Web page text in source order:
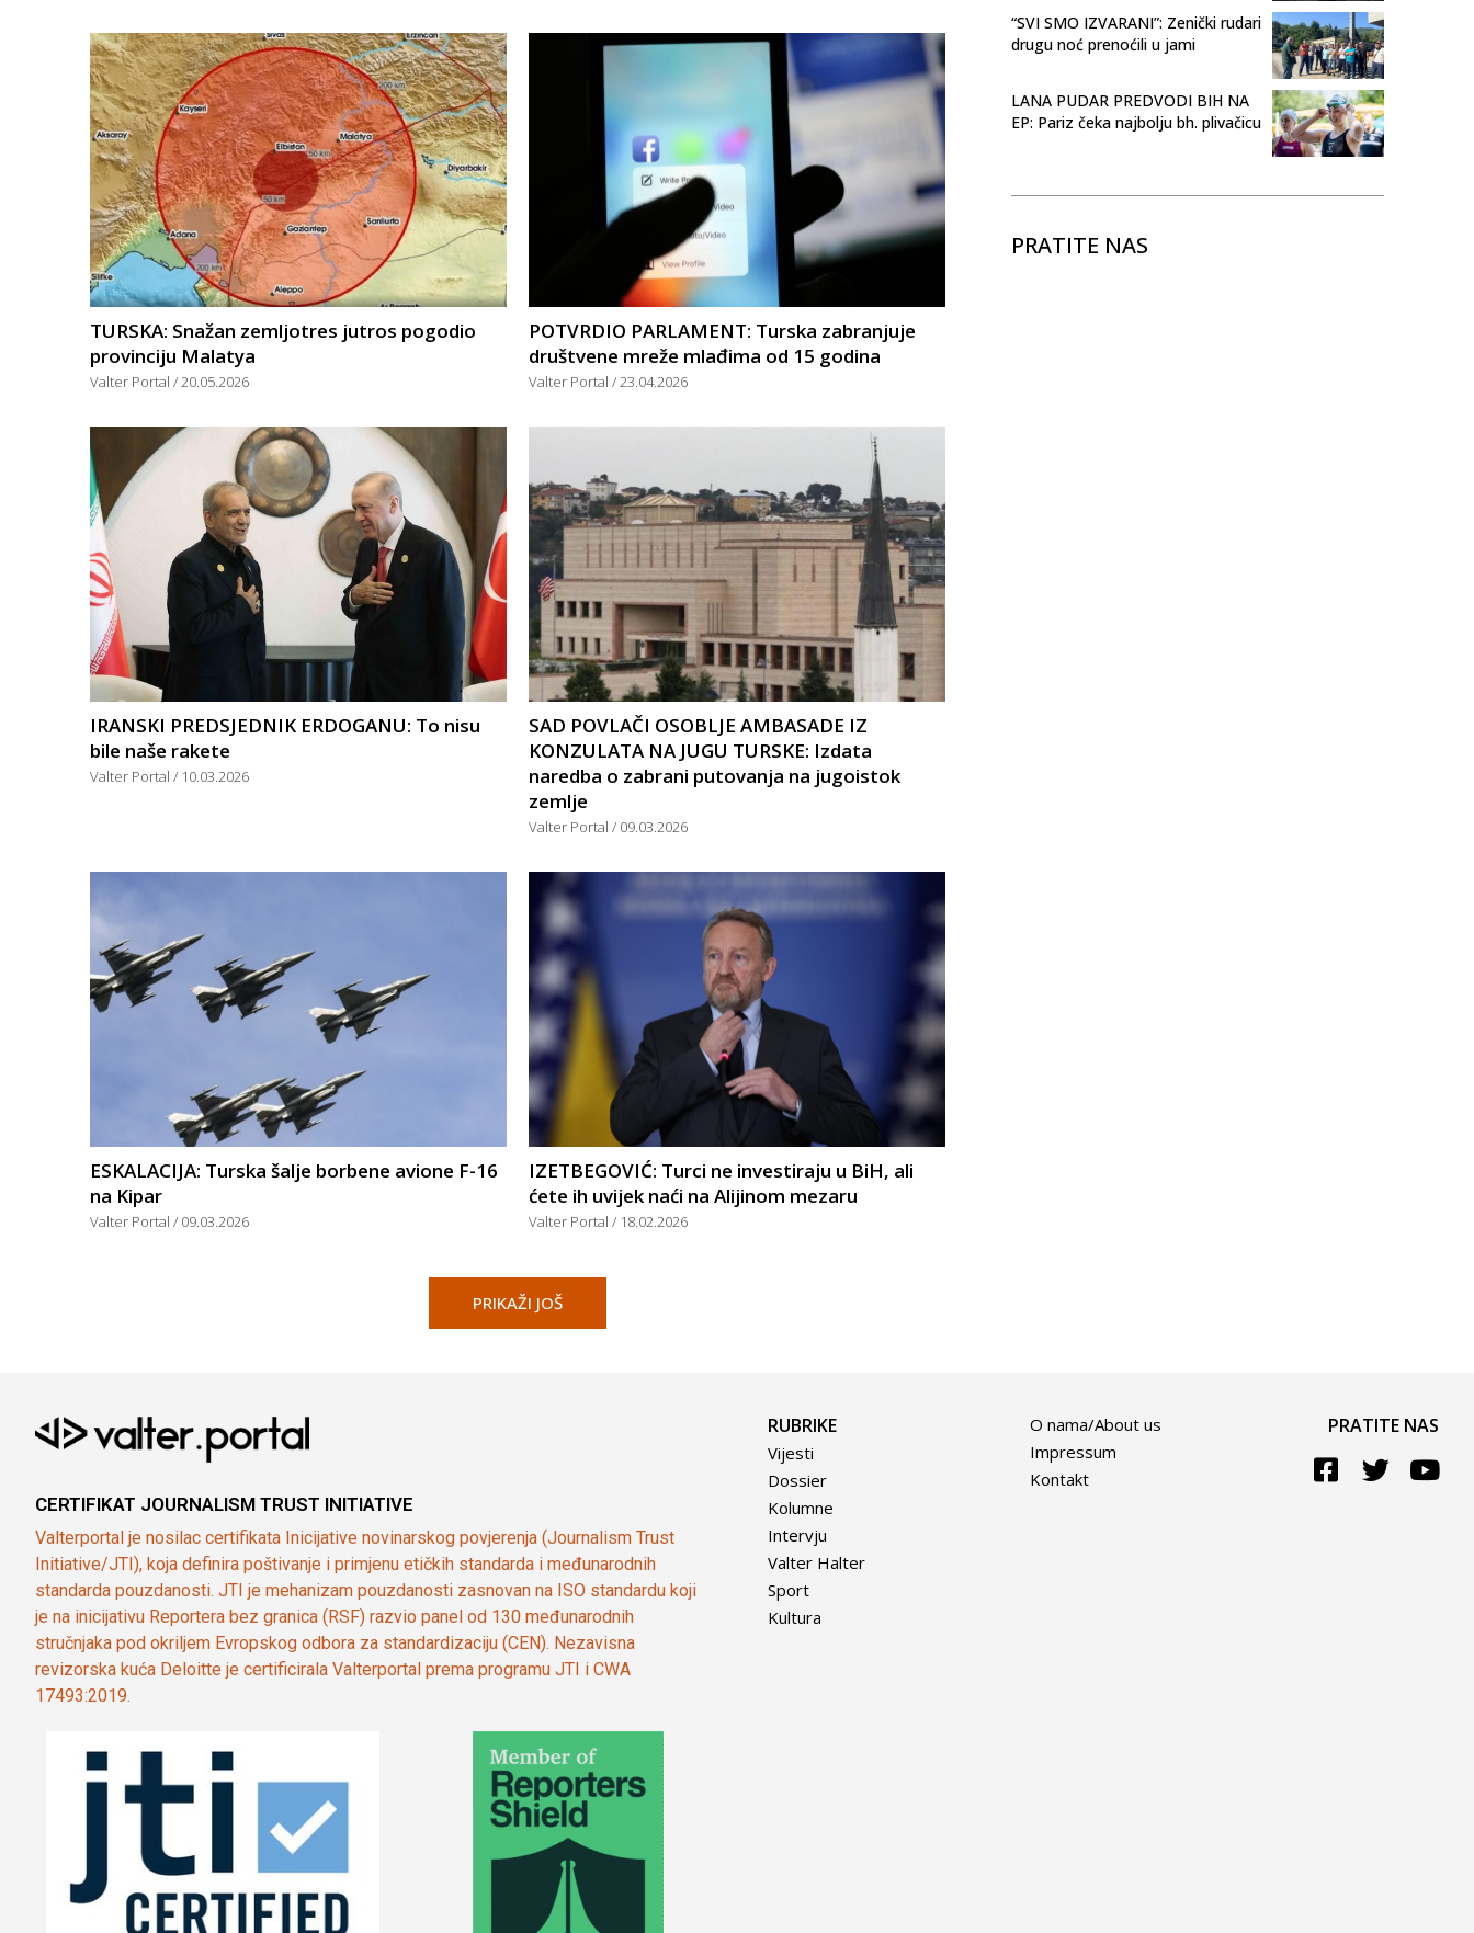
TURSKA: Snažan zemljotres jutros pogodio
provinciju Malatya
Valter Portal 20.05.2026
POTVRDIO PARLAMENT: Turska zabranjuje
društvene mreže mlađima od 15 godina
Valter Portal 23.04.2026
IRANSKI PREDSJEDNIK ERDOGANU: To nisu
bile naše rakete
Valter Portal 10.03.2026
SAD POVLAČI OSOBLJE AMBASADE IZ
KONZULATA NA JUGU TURSKE: Izdata
naredba o zabrani putovanja na jugoistok
zemlje
Valter Portal 09.03.2026
ESKALACIJA: Turska šalje borbene avione F-16
na Kipar
Valter Portal 09.03.2026
IZETBEGOVIĆ: Turci ne investiraju u BiH, ali
ćete ih uvijek naći na Alijinom mezaru
Valter Portal 18.02.2026
PRIKAŽI JOŠ
“SVI SMO IZVARANI”: Zenički rudari
drugu noć prenoćili u jami
LANA PUDAR PREDVODI BIH NA
EP: Pariz čeka najbolju bh. plivačicu
PRATITE NAS
CERTIFIKAT JOURNALISM TRUST INITIATIVE
Valterportal je nosilac certifikata Inicijative novinarskog povjerenja (Journalism Trust
Initiative/JTI), koja definira poštivanje i primjenu etičkih standarda i međunarodnih
standarda pouzdanosti. JTI je mehanizam pouzdanosti zasnovan na ISO standardu koji
je na inicijativu Reportera bez granica (RSF) razvio panel od 130 međunarodnih
stručnjaka pod okriljem Evropskog odbora za standardizaciju (CEN). Nezavisna
revizorska kuća Deloitte je certificirala Valterportal prema programu JTI i CWA
17493:2019.
RUBRIKE
Vijesti
Dossier
Kolumne
Intervju
Valter Halter
Sport
Kultura
O nama/About us
Impressum
Kontakt
PRATITE NAS